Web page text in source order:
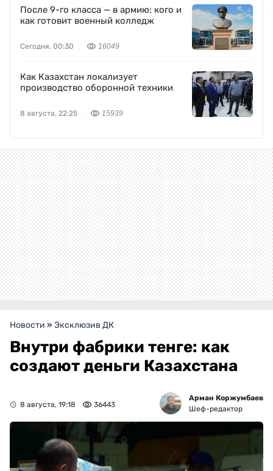
После 9-го класса — в армию: кого и
как готовит военный колледж
Сегодня, 00:30 16049
Как Казахстан локализует
производство оборонной техники
8 августа, 22:25 15939
Новости » Эксклюзив ДК
Внутри фабрики тенге: как
создают деньги Казахстана
8 августа, 19:18 36443
Арман Коржумбаев
Шеф-редактор